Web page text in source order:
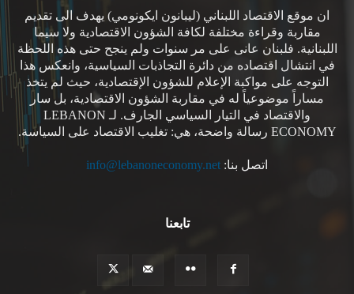
ان موقع الاقتصاد اللبناني (ليبانون ايكونومي) يهدف الى تقديم
مقاربة وقراءة مختلفة لكافة الشؤون الاقتصادية ولا سيما
اللبنانية. فلبنان عانى على مر سنوات ولم ينجح حتى هذه اللحظة
في انتشال اقتصاده من دائرة التجاذبات السياسية، وانعكس هذا
التوجه على مواكبة الإعلام للشؤون الإقتصادية، حيث لم يتخذ
مساراً موضوعياً له في مقاربة الشؤون الاقتصادية، بل سار
والاقتصاد في التيار السياسي الجارف. لـ LEBANON
ECONOMY رسالة واضحة، هي: تغليب الاقتصاد على السياسة.
اتصل بنا: info@lebanoneconomy.net
تابعنا